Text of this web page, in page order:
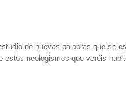
de nuevas palabras que se
neologismos que veréis